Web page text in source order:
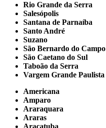
Rio Grande da Serra
Salesópolis
Santana de Parnaíba
Santo André
Suzano
São Bernardo do Campo
São Caetano do Sul
Taboão da Serra
Vargem Grande Paulista
Americana
Amparo
Araraquara
Araras
Araçatuba